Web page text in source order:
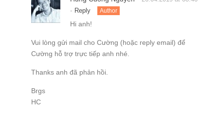
- Reply Author
Hi anh!
Vui lòng gửi mail cho Cường (hoặc reply email) để
Cường hỗ trợ trực tiếp anh nhé.
Thanks anh đã phản hồi.
Brgs
HC